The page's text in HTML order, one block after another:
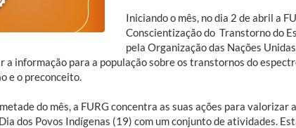
Iniciando o mês, no dia 2 de abril a
Conscientização do Transtorno do
pela Organização das Nações
a informação para a população sobre os transtornos do
e o preconceito.
do mês, a FURG concentra as suas ações para valorizar
dos Povos Indígenas (19) com um conjunto de atividades.